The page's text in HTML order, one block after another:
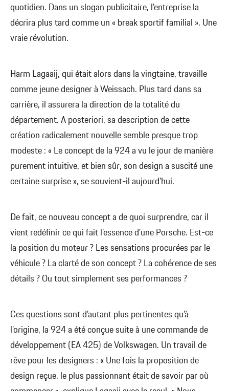
quotidien. Dans un slogan publicitaire, l’entreprise la
décrira plus tard comme un « break sportif familial ». Une
vraie révolution.
Harm Lagaaij, qui était alors dans la vingtaine, travaille
comme jeune designer à Weissach. Plus tard dans sa
carrière, il assurera la direction de la totalité du
département. A posteriori, sa description de cette
création radicalement nouvelle semble presque trop
modeste : « Le concept de la 924 a vu le jour de manière
purement intuitive, et bien sûr, son design a suscité une
certaine surprise », se souvient-il aujourd’hui.
De fait, ce nouveau concept a de quoi surprendre, car il
vient redéfinir ce qui fait l’essence d’une Porsche. Est-ce
la position du moteur ? Les sensations procurées par le
véhicule ? La clarté de son concept ? La cohérence de ses
détails ? Ou tout simplement ses performances ?
Ces questions sont d’autant plus pertinentes qu’à
l’origine, la 924 a été conçue suite à une commande de
développement (EA 425) de Volkswagen. Un travail de
rêve pour les designers : « Une fois la proposition de
design reçue, le plus passionnant était de savoir par où